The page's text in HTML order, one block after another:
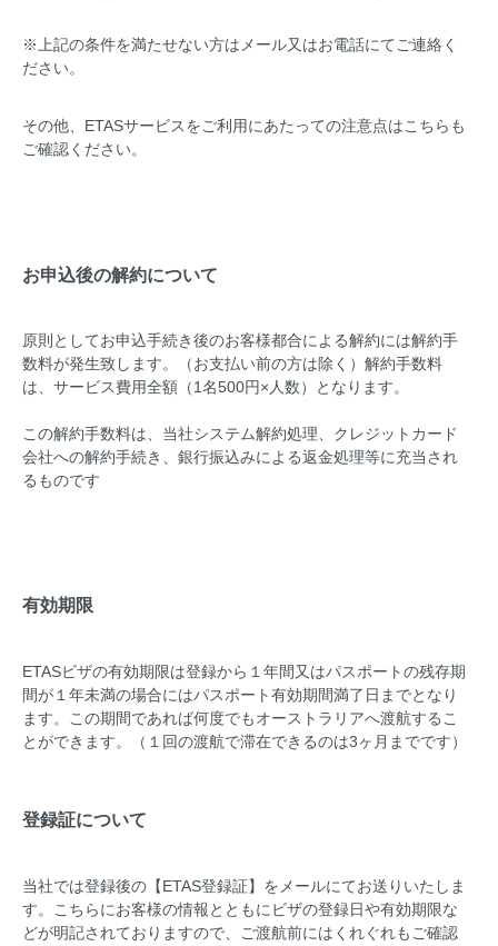
※上記の条件を満たせない方はメール又はお電話にてご連絡く
ださい。
その他、ETASサービスをご利用にあたっての注意点はこちら も
ご確認ください。
お申込後の解約について
原則としてお申込手続き後のお客様都合による解約には解約手
数料が発生致します。（お支払い前の方は除く）解約手数料
は、サービス費用全額（1名500円×人数）となります。
この解約手数料は、当社システム解約処理、クレジットカード
会社への解約手続き、銀行振込みによる返金処理等に充当され
るものです
有効期限
ETASビザの有効期限は登録から１年間又はパスポートの残存期
間が１年未満の場合にはパスポート有効期間満了日までとなり
ます。この期間であれば何度でもオーストラリアへ渡航するこ
とができます。（１回の渡航で滞在できるのは3ヶ月までです）
登録証について
当社では登録後の【ETAS登録証】をメールにてお送りいたしま
す。こちらにお客様の情報とともにビザの登録日や有効期限な
どが明記されておりますので、ご渡航前にはくれぐれもご確認